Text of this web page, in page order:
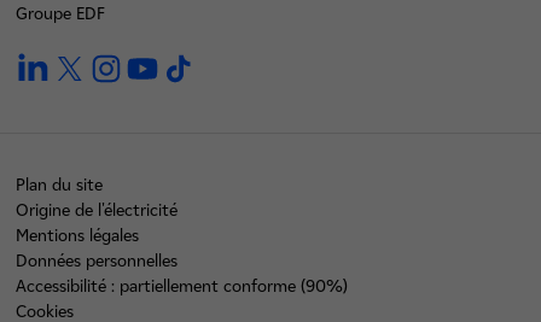
Groupe EDF
linkedintwitterinstagramyoutube
Plan du site
Origine de l'électricité
Mentions légales
Données personnelles
Accessibilité : partiellement conforme (90%)
Cookies